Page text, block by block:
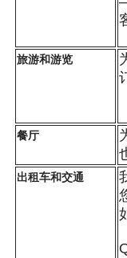
旅游和游览
餐厅
出租车和交通